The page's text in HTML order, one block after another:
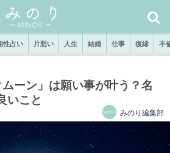
性占い 片想い 人生 結婚 仕事 復縁 不
ーン」は願い事が叶う？名
いこと
みのり編集部